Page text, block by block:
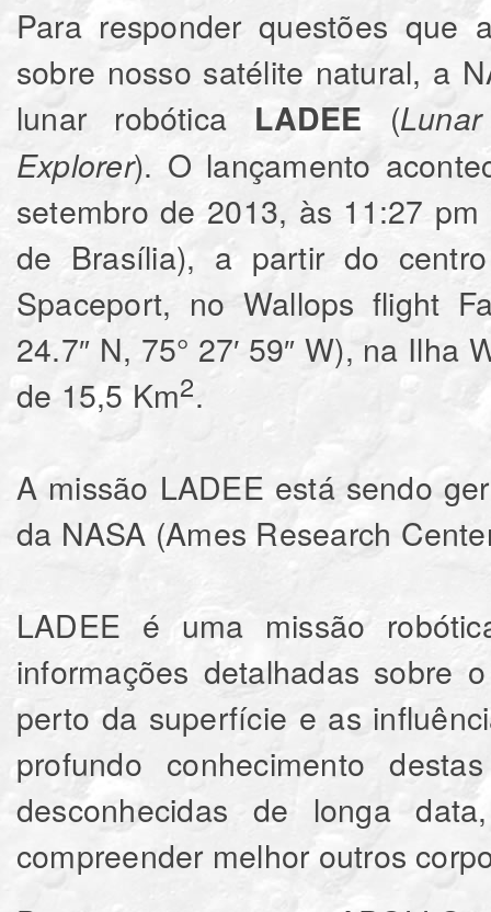
Para responder questões que
sobre nosso satélite natural, a
lunar robótica LADEE (
Explorer). O lançamento
setembro de 2013, às 11:27
de Brasília), a partir do
Spaceport, no Wallops flight
24.7″ N, 75° 27′ 59″ W), na
de 15,5 Km2.
A missão LADEE está sendo
da NASA (Ames Research
LADEE é uma missão
informações detalhadas sobre
perto da superfície e as
profundo conhecimento
desconhecidas de longa
compreender melhor outros